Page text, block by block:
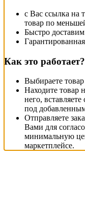
с Вас ссылка на
товар по
Быстро
Как это работает?
Выбираете
Находите товар
него,
под
Отправляете
Вами для
минимальную
маркетплейсе.